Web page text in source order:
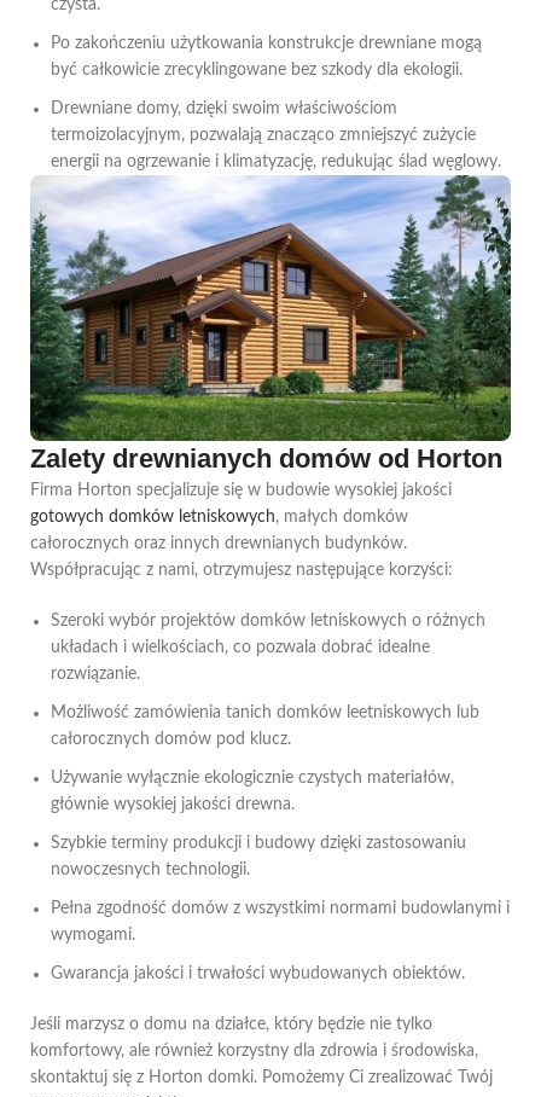
czysta.
Po zakończeniu użytkowania konstrukcje drewniane mogą
być całkowicie zrecyklingowane bez szkody dla ekologii.
Drewniane domy, dzięki swoim właściwościom
termoizolacyjnym, pozwalają znacząco zmniejszyć zużycie
energii na ogrzewanie i klimatyzację, redukując ślad węglowy.
Zalety drewnianych domów od Horton
Firma Horton specjalizuje się w budowie wysokiej jakości
gotowych domków letniskowych, małych domków
całorocznych oraz innych drewnianych budynków.
Współpracując z nami, otrzymujesz następujące korzyści:
Szeroki wybór projektów domków letniskowych o różnych
układach i wielkościach, co pozwala dobrać idealne
rozwiązanie.
Możliwość zamówienia tanich domków leetniskowych lub
całorocznych domów pod klucz.
Używanie wyłącznie ekologicznie czystych materiałów,
głównie wysokiej jakości drewna.
Szybkie terminy produkcji i budowy dzięki zastosowaniu
nowoczesnych technologii.
Pełna zgodność domów z wszystkimi normami budowlanymi i
wymogami.
Gwarancja jakości i trwałości wybudowanych obiektów.
Jeśli marzysz o domu na działce, który będzie nie tylko
komfortowy, ale również korzystny dla zdrowia i środowiska,
skontaktuj się z Horton domki. Pomożemy Ci zrealizować Twój